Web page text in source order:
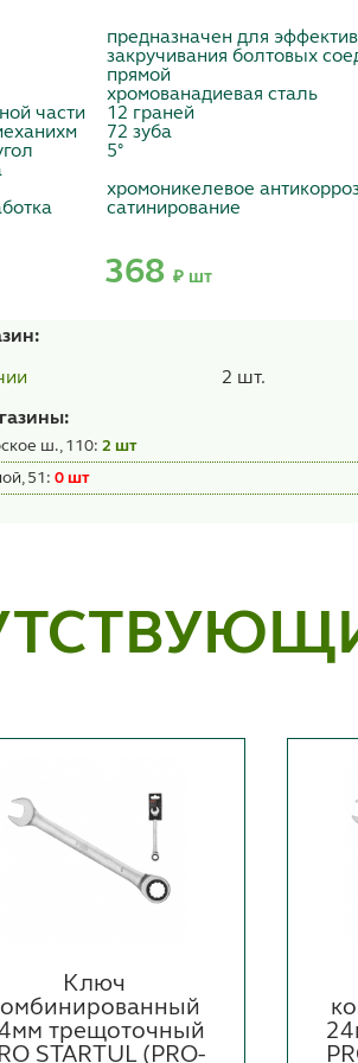
предназначен для
закручивания болтовых
прямой
хромованадиевая сталь
части
12 граней
72 зуба
5°
хромоникелевое
сатинирование
368 ₽ шт
2 шт.
ш., 110:2 шт
51:0 шт
Ключ
трещоточный
STARTUL (PRO-